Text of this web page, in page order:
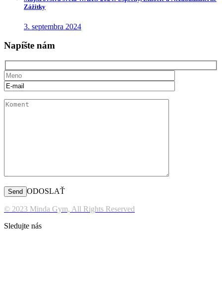
Zážitky
3. septembra 2024
Napíšte nám
ODOSLAŤ
© 2023 Minda Gym, All Rights Reserved
Sledujte nás